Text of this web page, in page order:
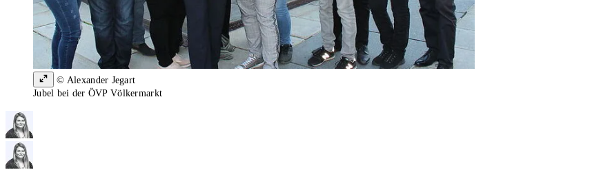
© Alexander Jegart
Jubel bei der ÖVP Völkermarkt